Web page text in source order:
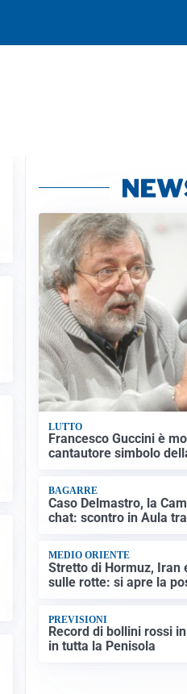
LUTTO
Francesco Guccini è
cantautore simbolo
BAGARRE
Caso Delmastro, la
chat: scontro in Aula
MEDIO ORIENTE
Stretto di Hormuz, Iran
sulle rotte: si apre la
PREVISIONI
Record di bollini rossi
in tutta la Penisola